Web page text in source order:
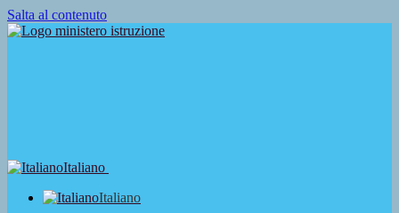
Salta al contenuto
Italiano
Italiano